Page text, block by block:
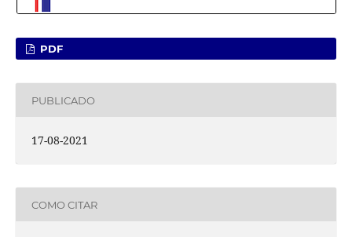
PDF
PUBLICADO
17-08-2021
COMO CITAR